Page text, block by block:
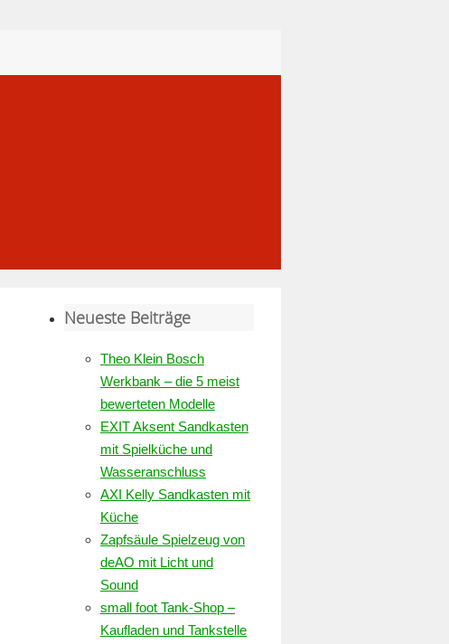
Neueste Beiträge
Theo Klein Bosch
Werkbank – die 5 meist
bewerteten Modelle
EXIT Aksent Sandkasten
mit Spielküche und
Wasseranschluss
AXI Kelly Sandkasten mit
Küche
Zapfsäule Spielzeug von
deAO mit Licht und
Sound
small foot Tank-Shop –
Kaufladen und Tankstelle